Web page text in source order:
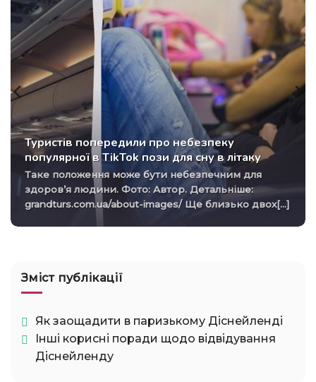
Туристів попередили про небезпеку
популярної в TikTok пози для сну в літаку
Таке положення може бути небезпечним для
здоров’я людини. Фото: Автор. Детальніше:
grandturs.com.ua/about-images/ Ще близько двох[...]
Зміст публікації
Як заощадити в паризькому Діснейленді
Інші корисні поради щодо відвідування
Діснейленду